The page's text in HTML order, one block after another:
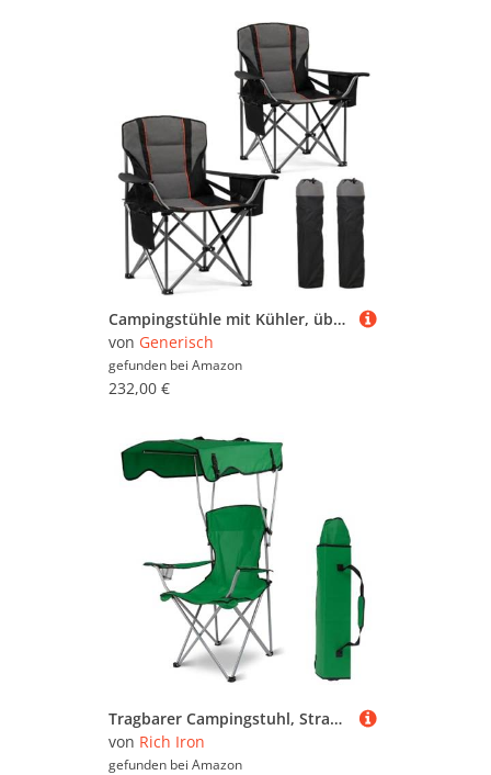
Campingstühle mit Kühler, übergroß, voll gepolstert, strapazierfähig, vierfach zusammenklappbar, mit Armlehnen, unterstützt 204 kg, zusammenklappbar mit Getränkehalter für den Außenbereich
von Generisch
gefunden bei Amazon
232,00 €
Tragbarer Campingstuhl, Strandstuhl mit Regenschirm und Baldachin, verstellbar, strapazierfähig, faltbar, tragbar, Camping, Rasen, mit Getränkehalter, für Outdoor-Angeln, Herren-Angelgeschenk (Gr n)
von Rich Iron
gefunden bei Amazon